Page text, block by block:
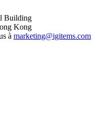
Building
Kong
à marketing@igitems.com